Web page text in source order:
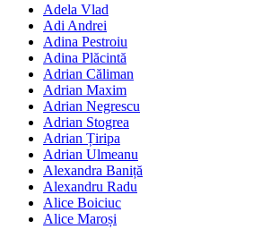
Adela Vlad
Adi Andrei
Adina Pestroiu
Adina Plăcintă
Adrian Căliman
Adrian Maxim
Adrian Negrescu
Adrian Stogrea
Adrian Țiripa
Adrian Ulmeanu
Alexandra Baniță
Alexandru Radu
Alice Boiciuc
Alice Maroși